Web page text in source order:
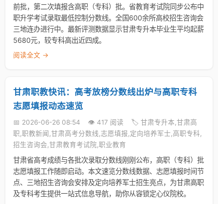
前批，第二次填报含高职（专科）批。省教育考试院同步公布中
职升学考试录取最低控制分数线。全国600余所高校招生咨询会
三地连办进行中。最新评测数据显示甘肃专升本毕业生平均起薪
5680元，较专科高出近四成。
阅读全文 →
甘肃职教快讯：高考放榜分数线出炉与高职专科
志愿填报动态速览
📅 2026-06-26 08:54 👁️ 417 阅读
🏷️ 甘肃专升本,甘肃高
职,职教新闻,甘肃高考分数线,志愿填报,定向培养军士,高职专科,
招生咨询会,甘肃教育考试院,职业教育
甘肃省高考成绩与各批次录取分数线刚刚公布，高职（专科）批
志愿填报工作随即启动。本文速览分数线数据、志愿填报时间节
点、三地招生咨询会安排及定向培养军士招生亮点，为甘肃高职
及专科考生提供一站式信息导航，助你从容锁定心仪院校。